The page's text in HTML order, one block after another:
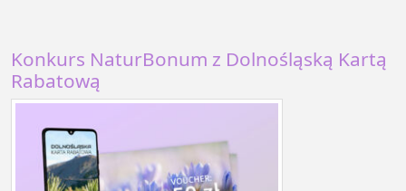
Konkurs NaturBonum z Dolnośląską Kartą
Rabatową